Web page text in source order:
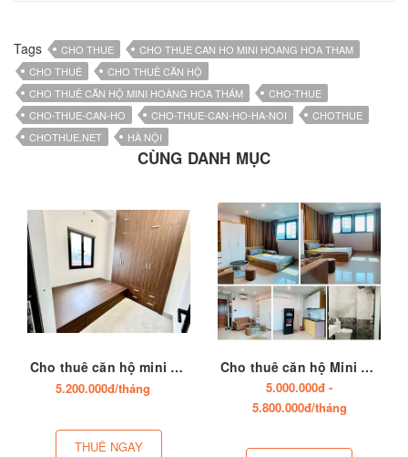
Tags CHO THUE
CHO THUE CAN HO MINI HOANG HOA THAM
CHO THUÊ
CHO THUÊ CĂN HỘ
CHO THUÊ CĂN HỘ MINI HOÀNG HOA THÁM
CHO-THUE
CHO-THUE-CAN-HO
CHO-THUE-CAN-HO-HA-NOI
CHOTHUE
CHOTHUE.NET
HÀ NỘI
CÙNG DANH MỤC
Cho thuê căn hộ mini nhà số 15B ngõ 138 Kim Hoa, phường Văn Miếu Quốc Tử Giám, Hà Nội
5.200.000đ/tháng
THUÊ NGAY
Cho thuê căn hộ Mini nhà số 25 hẻm 173/68/147 Hoàng Hoa Thám, phường Ngọc Hà, Hà Nội
5.000.000đ -
5.800.000đ/tháng